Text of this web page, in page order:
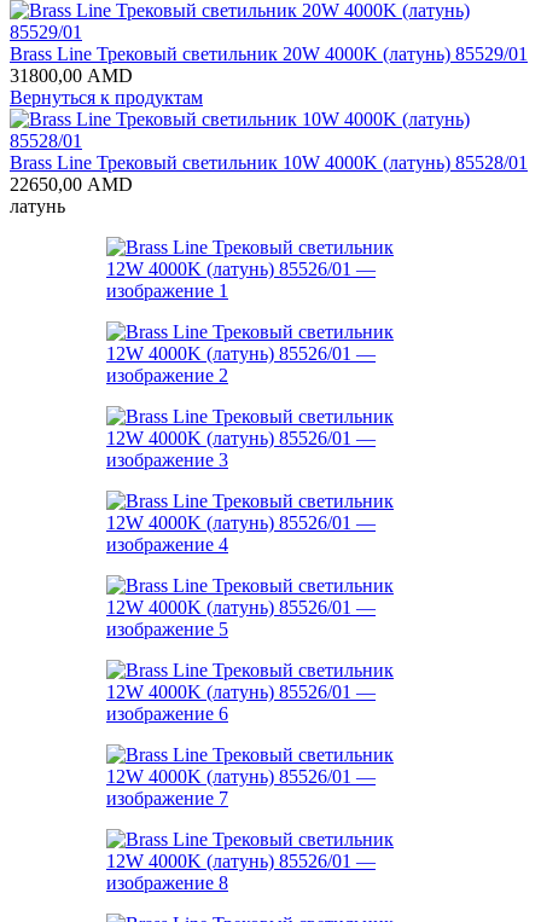
Brass Line Трековый светильник 20W 4000K (латунь) 85529/01
31800,00 AMD
Вернуться к продуктам
Brass Line Трековый светильник 10W 4000K (латунь) 85528/01
22650,00 AMD
латунь